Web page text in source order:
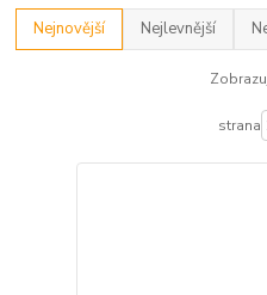
Nejnovější Nejlevnější
strana